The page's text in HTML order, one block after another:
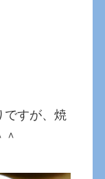
ですが、焼